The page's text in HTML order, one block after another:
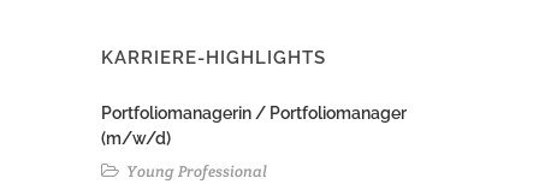
KARRIERE-HIGHLIGHTS
Portfoliomanagerin / Portfoliomanager
(m/w/d)
Young Professional